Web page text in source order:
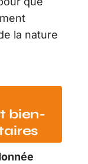
la nature
bien-